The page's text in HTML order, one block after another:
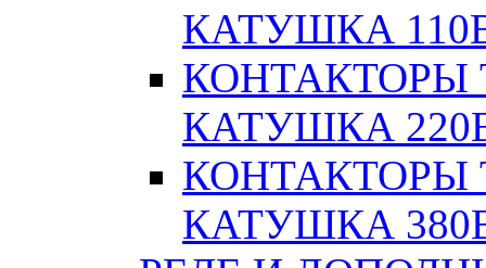
КАТУШКА
КОНТАКТОРЫ
КАТУШКА
КОНТАКТОРЫ
КАТУШКА